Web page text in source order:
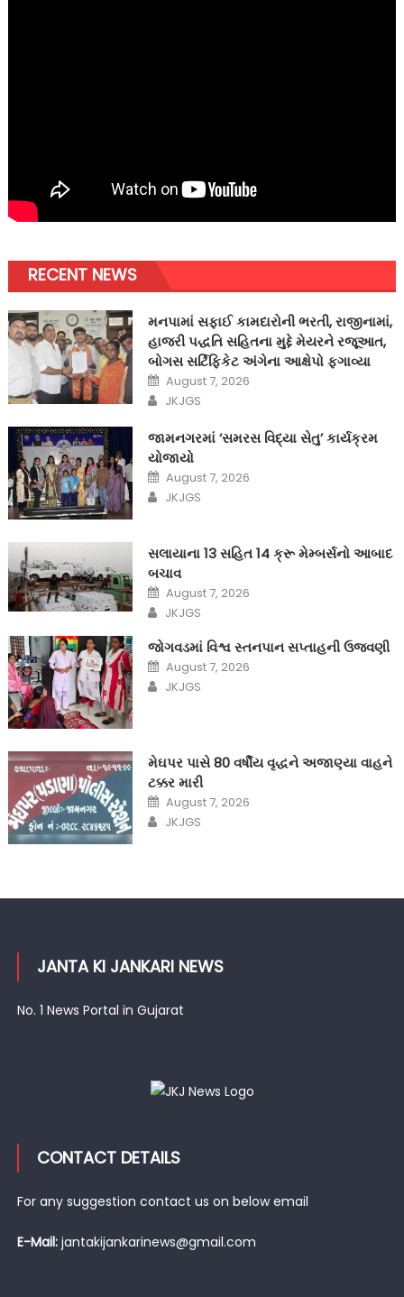
RECENT NEWS
મનપામાં સફાઈ કામદારોની ભરતી, રાજીનામાં,
હાજરી પદ્ધતિ સહિતના મુદ્દે મેયરને રજૂઆત,
બોગસ સર્ટિફિકેટ અંગેના આક્ષેપો ફગાવ્યા
Posted
on
August 7, 2026
Author
JKJGS
જામનગરમાં ‘સમરસ વિદ્યા સેતુ’ કાર્યક્રમ
યોજાયો
Posted
on
August 7, 2026
Author
JKJGS
સલાયાના 13 સહિત 14 ક્રૂ મેમ્બર્સનો આબાદ
બચાવ‎
Posted
on
August 7, 2026
Author
JKJGS
જોગવડમાં વિશ્વ સ્તનપાન સપ્તાહની ઉજવણી
Posted
on
August 7, 2026
Author
JKJGS
મેઘપર પાસે 80 વર્ષીય વૃદ્ધને અજાણ્યા વાહને
ટક્કર મારી
Posted
on
August 7, 2026
Author
JKJGS
JANTA KI JANKARI NEWS
No. 1 News Portal in Gujarat
CONTACT DETAILS
For any suggestion contact us on below email
E-Mail: jantakijankarinews@gmail.com